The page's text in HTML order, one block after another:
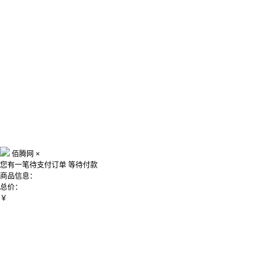
佰腾网 ×
您有一笔待支付订单 等待付款
商品信息：
总价：
￥